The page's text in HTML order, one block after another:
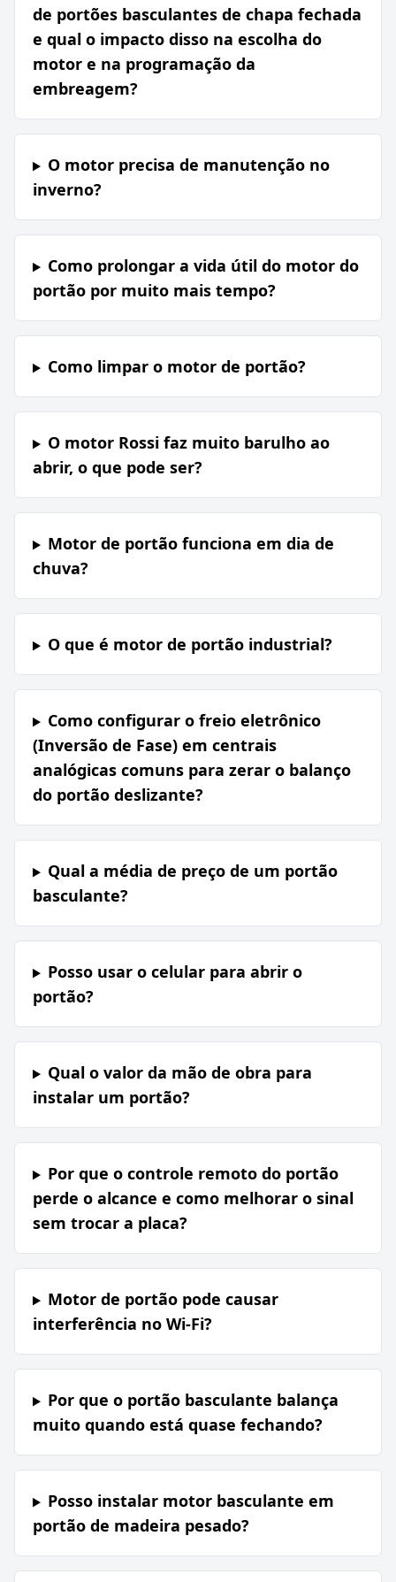
de portões basculantes de chapa fechada
e qual o impacto disso na escolha do
motor e na programação da
embreagem?
O motor precisa de manutenção no
inverno?
Como prolongar a vida útil do motor do
portão por muito mais tempo?
Como limpar o motor de portão?
O motor Rossi faz muito barulho ao
abrir, o que pode ser?
Motor de portão funciona em dia de
chuva?
O que é motor de portão industrial?
Como configurar o freio eletrônico
(Inversão de Fase) em centrais
analógicas comuns para zerar o balanço
do portão deslizante?
Qual a média de preço de um portão
basculante?
Posso usar o celular para abrir o
portão?
Qual o valor da mão de obra para
instalar um portão?
Por que o controle remoto do portão
perde o alcance e como melhorar o sinal
sem trocar a placa?
Motor de portão pode causar
interferência no Wi-Fi?
Por que o portão basculante balança
muito quando está quase fechando?
Posso instalar motor basculante em
portão de madeira pesado?